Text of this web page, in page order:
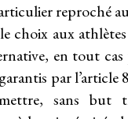
reproché
aux athlètes
en tout
par
sans but